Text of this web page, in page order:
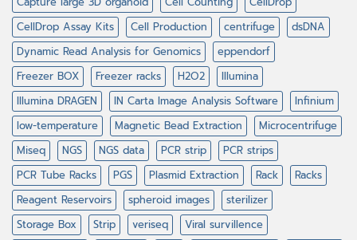
CellDrop Assay Kits
Cell Production centrifuge
dsDNA
Dynamic Read Analysis for Genomics
eppendorf
Freezer BOX
Freezer racks H2O2
Illumina
Illumina DRAGEN
IN Carta Image Analysis Software
Infinium
low-temperature
Magnetic Bead Extraction
Microcentrifuge
Miseq
NGS NGS data PCR strip
PCR strips
PCR Tube Racks
PGS Plasmid Extraction Rack
Racks
Reagent Reservoirs
spheroid images
sterilizer
Storage Box
Strip veriseq
Viral survillence